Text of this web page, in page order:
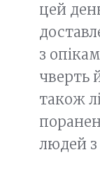
цей
з
чверть
також
людей з